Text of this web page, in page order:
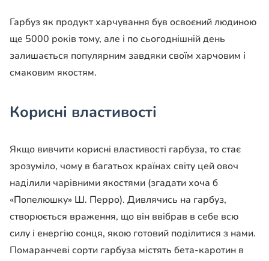
Гарбуз як продукт харчування був освоєний людиною
ще 5000 років тому, але і по сьогоднішній день
залишається популярним завдяки своїм харчовим і
смаковим якостям.
Корисні властивості
Якщо вивчити корисні властивості гарбуза, то стає
зрозуміло, чому в багатьох країнах світу цей овоч
наділили чарівними якостями (згадати хоча б
«Попелюшку» Ш. Перро). Дивлячись на гарбуз,
створюється враження, що він ввібрав в себе всю
силу і енергію сонця, якою готовий поділитися з нами.
Помаранчеві сорти гарбуза містять бета-каротин в